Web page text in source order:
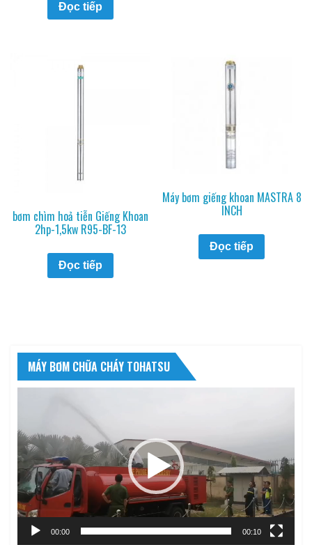
Đọc tiếp
bơm chìm hoả tiễn Giếng Khoan
2hp-1,5kw R95-BF-13
Đọc tiếp
Máy bơm giếng khoan MASTRA 8
INCH
Đọc tiếp
MÁY BƠM CHỮA CHÁY TOHATSU
Video
00:00 00:10